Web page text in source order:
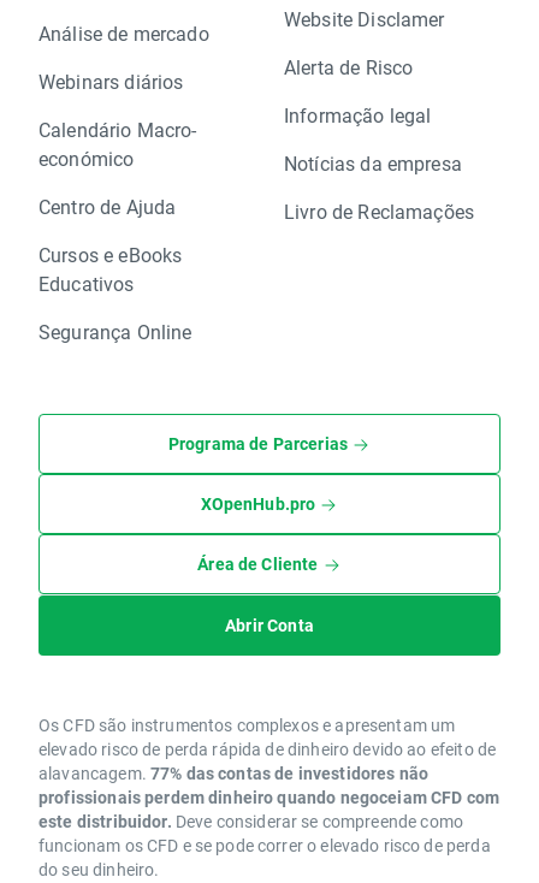
Análise de mercado
Webinars diários
Calendário Macro-
económico
Centro de Ajuda
Cursos e eBooks
Educativos
Segurança Online
Website Disclamer
Alerta de Risco
Informação legal
Notícias da empresa
Livro de Reclamações
Programa de Parcerias
XOpenHub.pro
Área de Cliente
Abrir Conta
Os CFD são instrumentos complexos e apresentam um
elevado risco de perda rápida de dinheiro devido ao efeito de
alavancagem. 77% das contas de investidores não
profissionais perdem dinheiro quando negoceiam CFD com
este distribuidor. Deve considerar se compreende como
funcionam os CFD e se pode correr o elevado risco de perda
do seu dinheiro.